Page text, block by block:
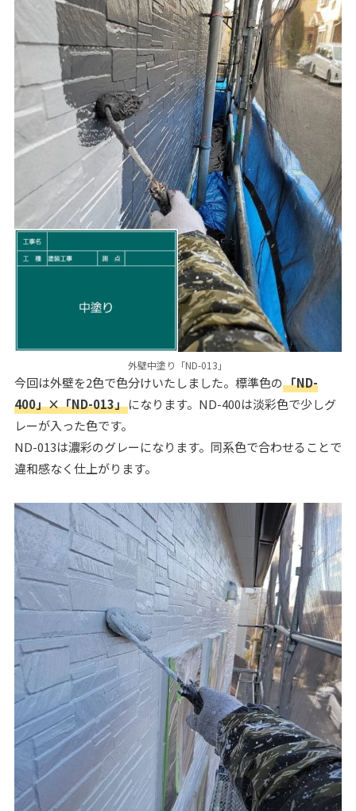
外壁中塗り「ND-013」
今回は外壁を2色で色分けいたしました。標準色の「ND-
400」×「ND-013」になります。ND-400は淡彩色で少しグ
レーが入った色です。
ND-013は濃彩のグレーになります。同系色で合わせることで
違和感なく仕上がります。